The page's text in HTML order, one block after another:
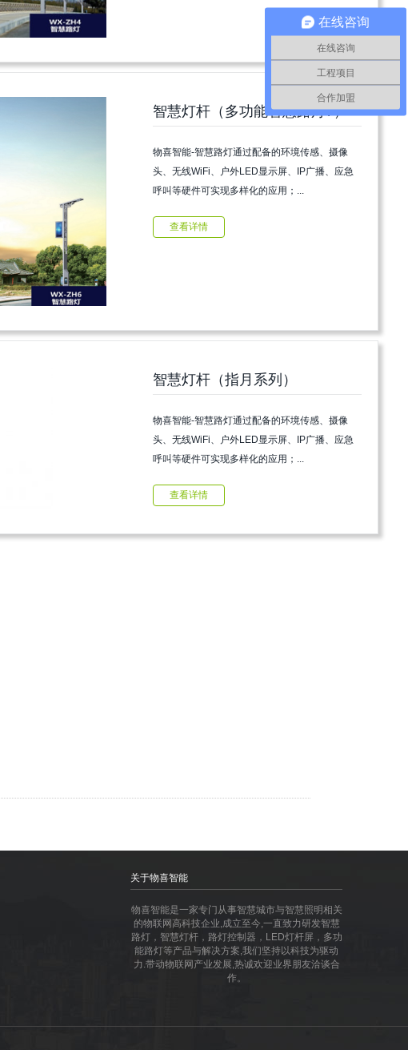
智慧灯杆（多功能智慧路灯7）
物喜智能-智慧路灯通过配备的环境传感、摄像
头、无线WiFi、户外LED显示屏、IP广播、应急
呼叫等硬件可实现多样化的应用；...
查看详情
智慧灯杆（指月系列）
物喜智能-智慧路灯通过配备的环境传感、摄像
头、无线WiFi、户外LED显示屏、IP广播、应急
呼叫等硬件可实现多样化的应用；...
查看详情
关于物喜智能
物喜智能是一家专门从事智慧城市与智慧照明相关
的物联网高科技企业,成立至今,一直致力研发智慧
路灯，智慧灯杆，路灯控制器，LED灯杆屏，多功
能路灯等产品与解决方案,我们坚持以科技为驱动
力.带动物联网产业发展,热诚欢迎业界朋友洽谈合
作。
在线咨询
在线咨询
工程项目
合作加盟